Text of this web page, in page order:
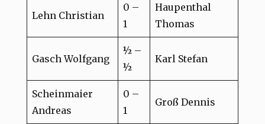
Lehn Christian
0 –
1
Haupenthal
Thomas
Gasch Wolfgang
½ –
½
Karl Stefan
Scheinmaier
Andreas
0 –
1
Groß Dennis